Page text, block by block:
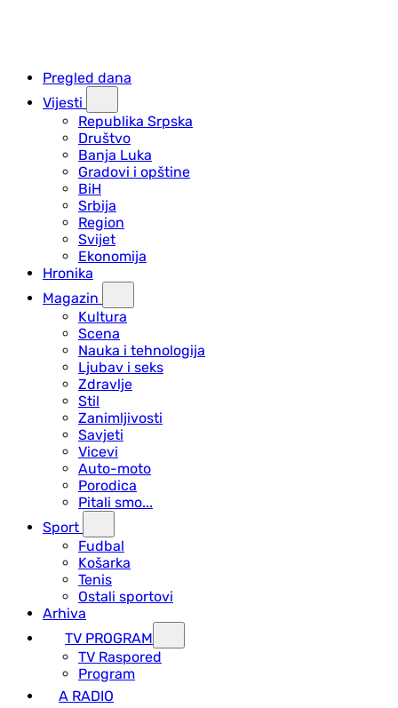
Pregled dana
Vijesti
Republika Srpska
Društvo
Banja Luka
Gradovi i opštine
BiH
Srbija
Region
Svijet
Ekonomija
Hronika
Magazin
Kultura
Scena
Nauka i tehnologija
Ljubav i seks
Zdravlje
Stil
Zanimljivosti
Savjeti
Vicevi
Auto-moto
Porodica
Pitali smo...
Sport
Fudbal
Košarka
Tenis
Ostali sportovi
Arhiva
TV PROGRAM
ТV Raspored
Program
A RADIO